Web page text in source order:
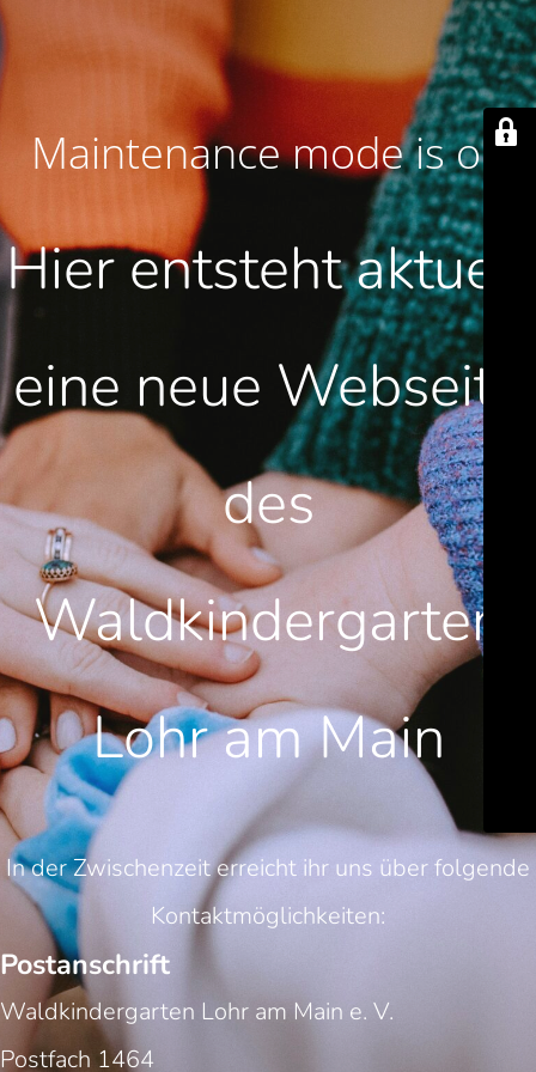
Maintenance mode is on
Hier entsteht aktuell
eine neue Webseite
des
Waldkindergarten
Lohr am Main
In der Zwischenzeit erreicht ihr uns über folgende
Kontaktmöglichkeiten:
Postanschrift
Waldkindergarten Lohr am Main e. V.
Postfach 1464